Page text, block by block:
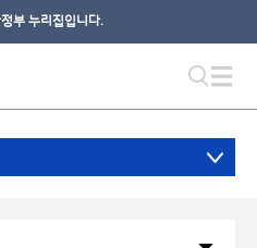
부 누리집입니다.